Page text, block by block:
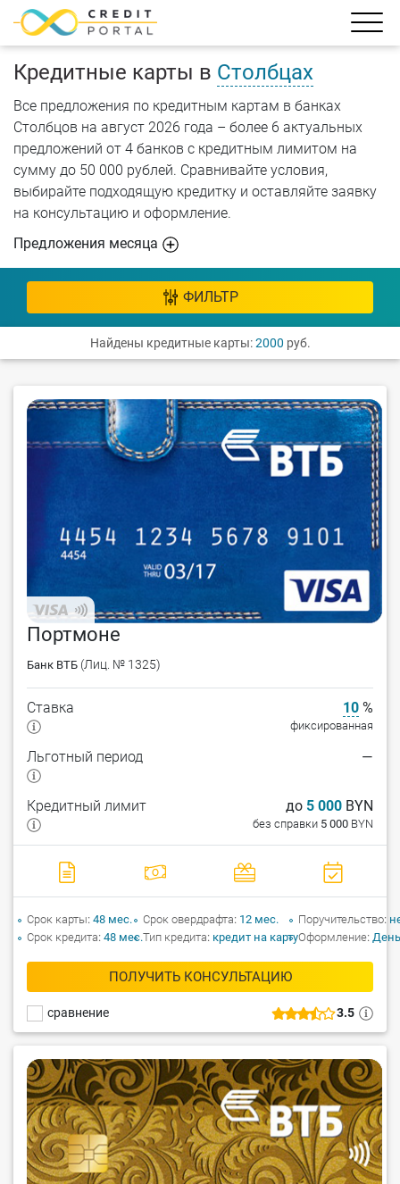
Кредитные карты в Столбцах
Все предложения по кредитным картам в банках
Столбцов на август 2026 года – более 6 актуальных
предложений от 4 банков с кредитным лимитом на
сумму до 50 000 рублей. Сравнивайте условия,
выбирайте подходящую кредитку и оставляйте заявку
на консультацию и оформление.
Предложения месяца
ФИЛЬТР
Найдены кредитные карты:2000 руб.
Портмоне
Банк ВТБ (Лиц. № 1325)
3.5
сравнение
Ставка 10 %
фиксированная
Льготный период —
Кредитный лимит до 5 000 BYN
без справки 5 000 BYN
ПОЛУЧИТЬ КОНСУЛЬТАЦИЮ
Срок карты 48 мес.
Срок кредита 48 мес.
Срок овердрафта 12 мес.
Тип кредита кредит на карту
Поручительство
Оформление